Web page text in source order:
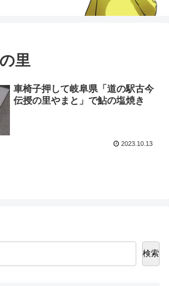
里
車椅子押して岐阜県「道の駅古今
伝授の里やまと」で鮎の塩焼き
2023.10.13
検索